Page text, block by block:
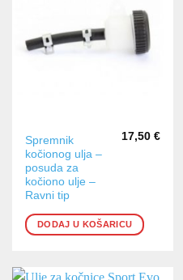
Spremnik
kočionog ulja –
posuda za
kočiono ulje –
Ravni tip
17,50 €
DODAJ U KOŠARICU